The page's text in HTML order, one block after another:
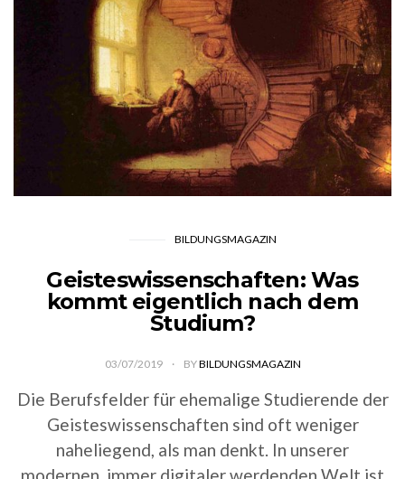
BILDUNGSMAGAZIN
Geisteswissenschaften: Was
kommt eigentlich nach dem
Studium?
03/07/2019 BYBILDUNGSMAGAZIN
Die Berufsfelder für ehemalige Studierende der
Geisteswissenschaften sind oft weniger
naheliegend, als man denkt. In unserer
modernen, immer digitaler werdenden Welt ist